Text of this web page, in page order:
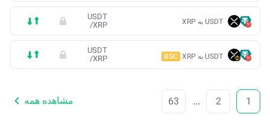
USDT به XRP
USDT
/XRP
USDT به XRP BSC
USDT
/XRP
1
2
...
63 مشاهده همه